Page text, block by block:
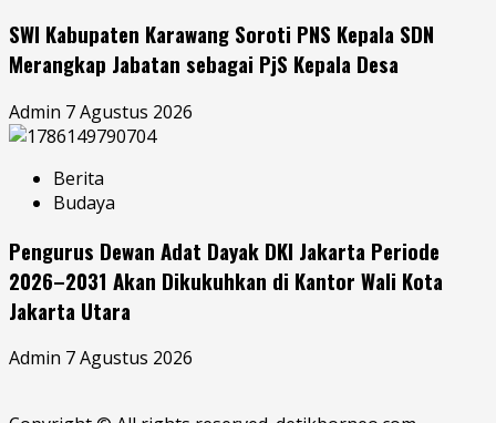
SWI Kabupaten Karawang Soroti PNS Kepala SDN
Merangkap Jabatan sebagai PjS Kepala Desa
Admin 7 Agustus 2026
Berita
Budaya
Pengurus Dewan Adat Dayak DKI Jakarta Periode
2026–2031 Akan Dikukuhkan di Kantor Wali Kota
Jakarta Utara
Admin 7 Agustus 2026